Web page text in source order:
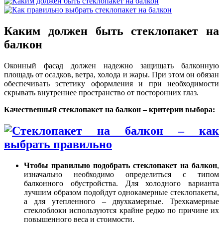
Каким должен быть стеклопакет на
балкон
Оконный фасад должен надежно защищать балконную
площадь от осадков, ветра, холода и жары. При этом он обязан
обеспечивать эстетику оформления и при необходимости
скрывать внутреннее пространство от посторонних глаз.
Качественный стеклопакет на балкон – критерии выбора:
Чтобы правильно подобрать стеклопакет на балкон,
изначально необходимо определиться с типом
балконного обустройства. Для холодного варианта
лучшим образом подойдут однокамерные стеклопакеты,
а для утепленного – двухкамерные. Трехкамерные
стеклоблоки используются крайне редко по причине их
повышенного веса и стоимости.